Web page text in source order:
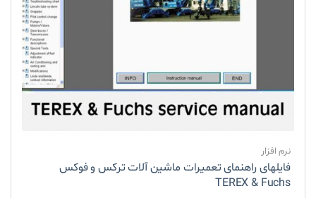
نرم افزار
فایلهای راهنمای تعمیرات ماشین آلات ترکس و فوکس
TEREX & Fuchs